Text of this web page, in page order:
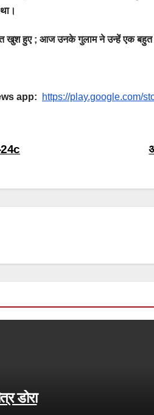
खुश हुए ; आज उनके गुलाम ने उन्हें एक
app: https://play.google.com/
24c
डोरा